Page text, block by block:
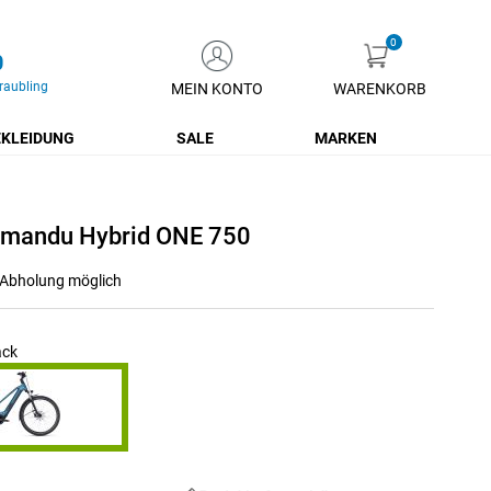
Inhalt
MEIN KONTO WARENKORB
SALE MARKEN
Hybrid ONE 750
möglich